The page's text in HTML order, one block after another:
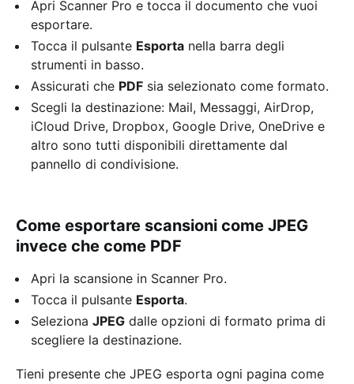
Apri Scanner Pro e tocca il documento che vuoi
esportare.
Tocca il pulsante Esporta nella barra degli
strumenti in basso.
Assicurati che PDF sia selezionato come formato.
Scegli la destinazione: Mail, Messaggi, AirDrop,
iCloud Drive, Dropbox, Google Drive, OneDrive e
altro sono tutti disponibili direttamente dal
pannello di condivisione.
Come esportare scansioni come JPEG
invece che come PDF
Apri la scansione in Scanner Pro.
Tocca il pulsante Esporta.
Seleziona JPEG dalle opzioni di formato prima di
scegliere la destinazione.
Tieni presente che JPEG esporta ogni pagina come